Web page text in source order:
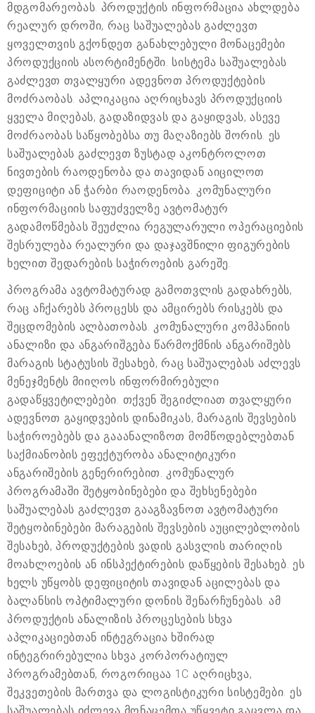
მდგომარეობას. პროდუქტის ინფორმაცია ახლდება
რეალურ დროში, რაც საშუალებას გაძლევთ
ყოველთვის გქონდეთ განახლებული მონაცემები
პროდუქციის ასორტიმენტში. სისტემა საშუალებას
გაძლევთ თვალყური ადევნოთ პროდუქტების
მოძრაობას. აპლიკაცია აღრიცხავს პროდუქციის
ყველა მიღებას, გადაზიდვას და გაყიდვას, ასევე
მოძრაობას საწყობებსა თუ მაღაზიებს შორის. ეს
საშუალებას გაძლევთ ზუსტად აკონტროლოთ
ნივთების რაოდენობა და თავიდან აიცილოთ
დეფიციტი ან ჭარბი რაოდენობა. კომუნალური
ინფორმაციის საფუძველზე ავტომატურ
გადამოწმებას შეუძლია რეგულარული ოპერაციების
შესრულება რეალური და დაჯავშნილი ფიგურების
ხელით შედარების საჭიროების გარეშე.
პროგრამა ავტომატურად გამოთვლის გადახრებს,
რაც აჩქარებს პროცესს და ამცირებს რისკებს და
შეცდომების ალბათობას. კომუნალური კომპანიის
ანალიზი და ანგარიშგება წარმოქმნის ანგარიშებს
მარაგის სტატუსის შესახებ, რაც საშუალებას აძლევს
მენეჯმენტს მიიღოს ინფორმირებული
გადაწყვეტილებები. თქვენ შეგიძლიათ თვალყური
ადევნოთ გაყიდვების დინამიკას, მარაგის შევსების
საჭიროებებს და გააანალიზოთ მომწოდებლებთან
საქმიანობის ეფექტურობა ანალიტიკური
ანგარიშების გენერირებით. კომუნალურ
პროგრამაში შეტყობინებები და შეხსენებები
საშუალებას გაძლევთ გააგზავნოთ ავტომატური
შეტყობინებები მარაგების შევსების აუცილებლობის
შესახებ, პროდუქტების ვადის გასვლის თარიღის
მოახლოების ან ინსპექტირების დაწყების შესახებ. ეს
ხელს უწყობს დეფიციტის თავიდან აცილებას და
ბალანსის ოპტიმალური დონის შენარჩუნებას. ამ
პროდუქტის ანალიზის პროცესების სხვა
აპლიკაციებთან ინტეგრაცია ხშირად
ინტეგრირებულია სხვა კორპორატიულ
პროგრამებთან, როგორიცაა 1C აღრიცხვა,
შეკვეთების მართვა და ლოგისტიკური სისტემები. ეს